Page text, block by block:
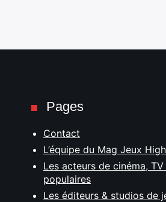
Pages
Contact
L’équipe du Mag Jeux
Les acteurs de cinéma,
populaires
Les éditeurs & studios de